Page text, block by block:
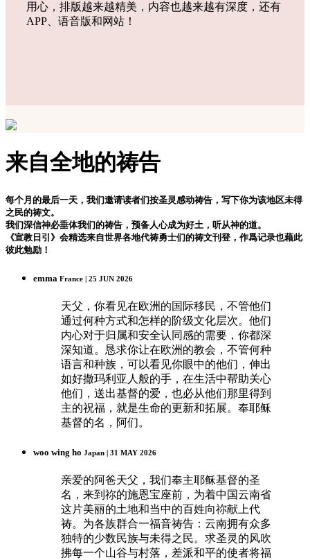
用心，排版越来越精美，内容也越来越有深度，还有
APP、语音版和网站！
来自全地的祷告
每个月的最后一天，我们邀请读者们按圣灵感动祷告，写下你为该地区未得
之民的祷文。
我们深信神必垂体我们的祷告，预备人心成为好土，听从神的道。
《宣教日引》会精选来自世界各地代祷勇士们的祷文刊登，作爲记录也藉此
彼此勉励！
emma France | 25 JUN 2026
天父，你看见在欧洲的国际移民，不管他们
通过何种方式和怎样的阶级文化层次。他们
内心对于归属和安全认同感的需要，你都深
深知道。恳求你让在欧洲的教会，不管何种
语言和种族，可以看见你眼中的他们，伸出
如好撒玛利亚人般的手，在生活中帮助关心
他们，送出基督的爱，也必从他们那里得到
主的祝福，就是生命的更新和拓展。奉耶稣
基督的名，阿们。
woo wing ho Japan | 31 MAY 2026
亲爱的阿爸天父，我们奉主耶稣基督的圣
名，来到祢的施恩宝座前，为着中国云南省
这片美丽的土地和当中的百姓向祢献上代
祷。为各族群合一福音祷告：云南拥有众多
独特的少数民族与未得之民。求圣灵的风吹
拂每一个山谷与村落，差派和平的使者将福